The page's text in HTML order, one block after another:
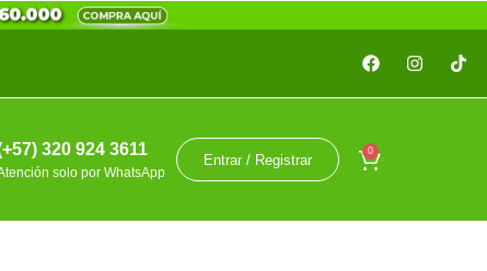
320 924 3611
solo por WhatsApp
Entrar / Registrar
0